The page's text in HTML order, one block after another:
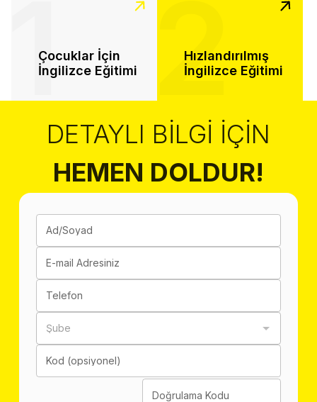
Çocuklar İçin
İngilizce Eğitimi
1
Hızlandırılmış
İngilizce Eğitimi
2
DETAYLI BILGI İÇIN
HEMEN DOLDUR!
Ad/Soyad
E-mail Adresiniz
Telefon
Şube
Kod (opsiyonel)
Doğrulama Kodu